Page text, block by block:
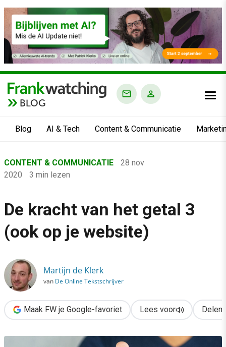
BLOG
Blog AI & Tech Content & Communicatie
›
Content & Communicatie
›
CONTENT & COMMUNICATIE
28 nov
2020
3 min lezen
De kracht van het getal 3
(ook op je website)
Martijn de Klerk
van De Online Tekstschrijver
Maak FW je Google-favoriet Lees voor Delen